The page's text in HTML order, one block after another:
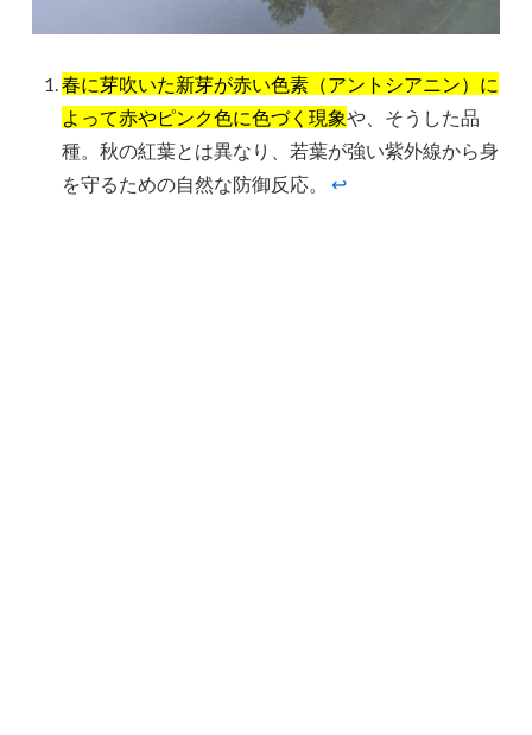
春に芽吹いた新芽が赤い色素（アントシアニン）に
よって赤やピンク色に色づく現象や、そうした品
種。秋の紅葉とは異なり、若葉が強い紫外線から身
を守るための自然な防御反応。↩︎